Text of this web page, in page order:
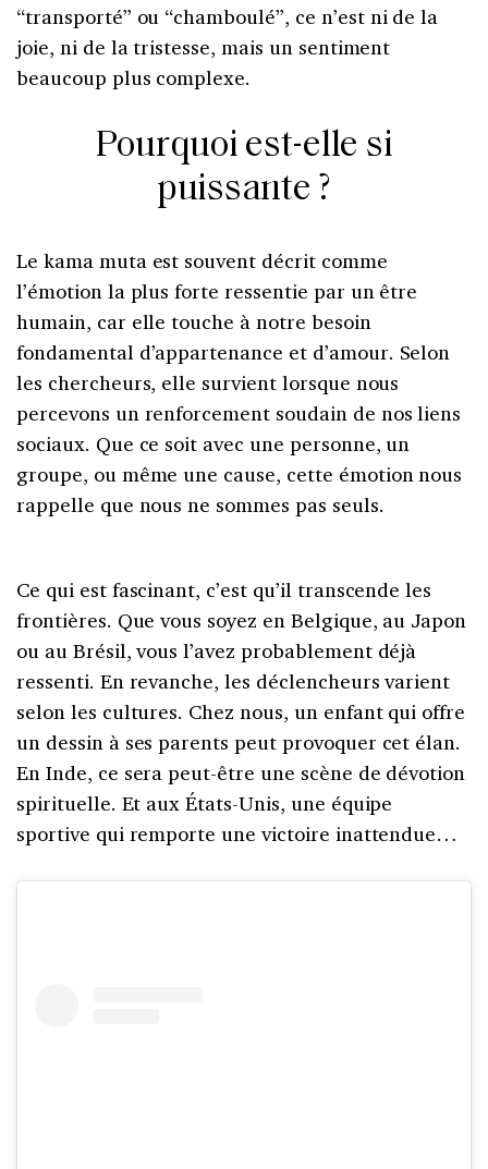
“transporté” ou “chamboulé”, ce n’est ni de la
joie, ni de la tristesse, mais un sentiment
beaucoup plus complexe.
Pourquoi est-elle si
puissante ?
Le kama muta est souvent décrit comme
l’émotion la plus forte ressentie par un être
humain, car elle touche à notre besoin
fondamental d’appartenance et d’amour. Selon
les chercheurs, elle survient lorsque nous
percevons un renforcement soudain de nos liens
sociaux. Que ce soit avec une personne, un
groupe, ou même une cause, cette émotion nous
rappelle que nous ne sommes pas seuls.
Ce qui est fascinant, c’est qu’il transcende les
frontières. Que vous soyez en Belgique, au Japon
ou au Brésil, vous l’avez probablement déjà
ressenti. En revanche, les déclencheurs varient
selon les cultures. Chez nous, un enfant qui offre
un dessin à ses parents peut provoquer cet élan.
En Inde, ce sera peut-être une scène de dévotion
spirituelle. Et aux États-Unis, une équipe
sportive qui remporte une victoire inattendue…